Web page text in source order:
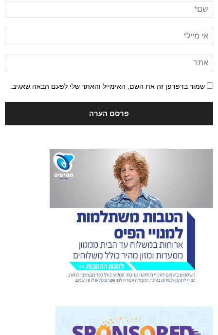
שמור בדפדפן זה את השם, האימייל והאתר שלי לפעם הבאה שאגיב.